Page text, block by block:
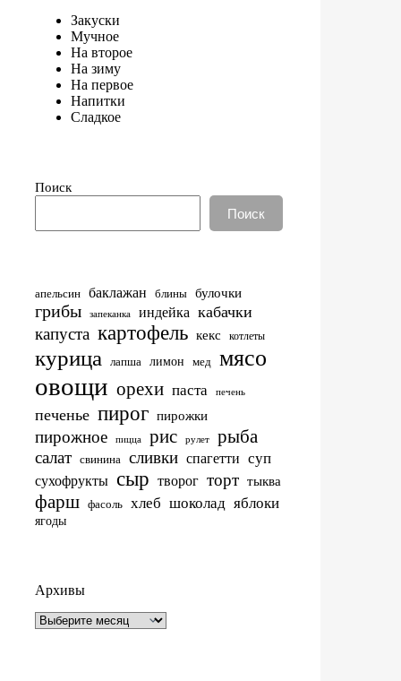
Закуски
Мучное
На второе
На зиму
На первое
Напитки
Сладкое
Поиск
Поиск
апельсин баклажан блины булочки
грибы запеканка индейка кабачки
капуста картофель кекс котлеты
курица лапша лимон мед мясо
овощи орехи паста печень
печенье пирог пирожки
пирожное пицца рис рулет рыба
салат свинина сливки спагетти суп
сухофрукты сыр творог торт тыква
фарш фасоль хлеб шоколад яблоки
ягоды
Архивы
Архивы